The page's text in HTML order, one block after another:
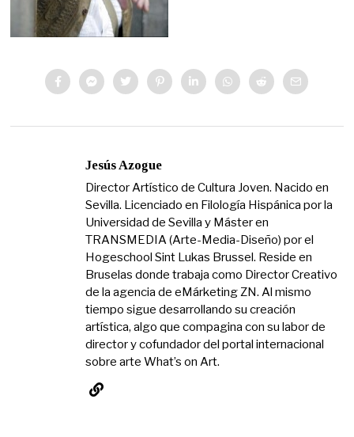
Jesús Azogue
Director Artístico de Cultura Joven. Nacido en
Sevilla. Licenciado en Filología Hispánica por la
Universidad de Sevilla y Máster en
TRANSMEDIA (Arte-Media-Diseño) por el
Hogeschool Sint Lukas Brussel. Reside en
Bruselas donde trabaja como Director Creativo
de la agencia de eMárketing ZN. Al mismo
tiempo sigue desarrollando su creación
artística, algo que compagina con su labor de
director y cofundador del portal internacional
sobre arte What’s on Art.